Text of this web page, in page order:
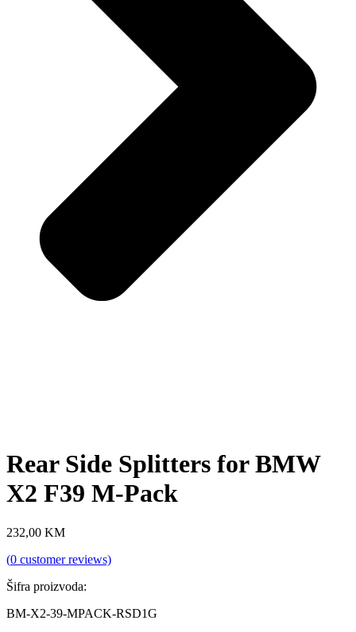
Rear Side Splitters for BMW
X2 F39 M-Pack
232,00 KM
(0 customer reviews)
Šifra proizvoda:
BM-X2-39-MPACK-RSD1G